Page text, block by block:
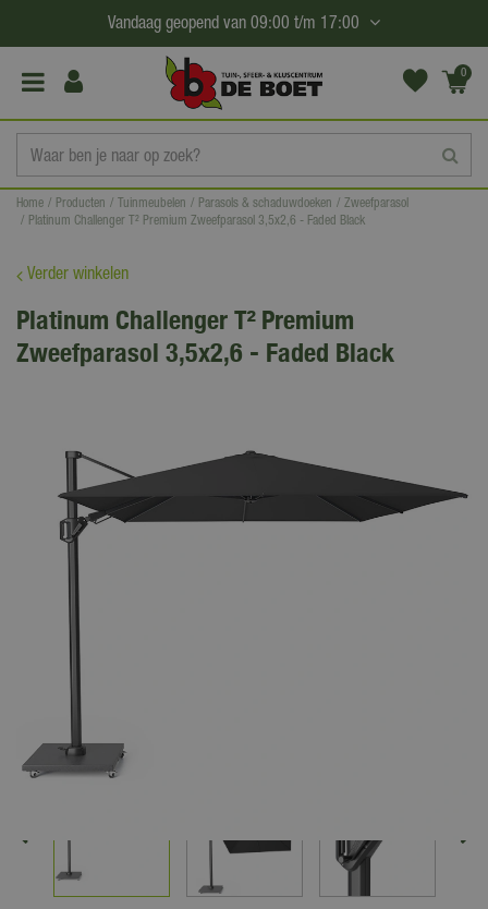
a
Home Producten Tuinmeubelen Parasols & schaduwdoeken
Zweefparasol
Platinum Challenger T² Premium Zweefparasol 3,5x2,6 - Faded Black
Vandaag geopend van 09:00 t/m 17:00
0
(€0,
Verder winkelen
Platinum Challenger T² Premium
Zweefparasol 3,5x2,6 - Faded Black